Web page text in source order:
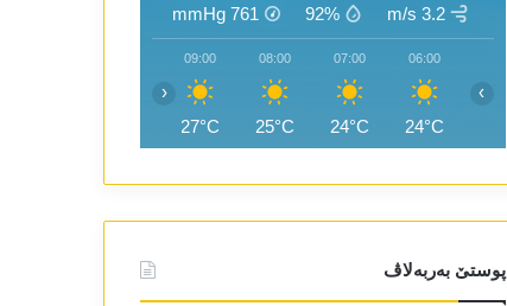
3.2 m/s
92%
761
mmHg
06:00
24°C
07:00
24°C
08:00
25°C
09:00
27°C
‹ ›
پوستێ بەربەلاڤ